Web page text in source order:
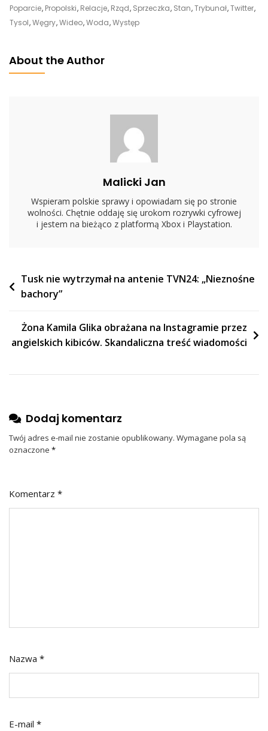
Poparł
Poparcie, Propolski, Relacje, Rząd, Sprzeczka, Stan,Trybunał,Twitter,
Tysol,Węgry,Wideo,Woda,Występ
About the Author
Malicki Jan
Wspieram polskie sprawy i opowiadam się po stronie
wolności. Chętnie oddaję się urokom rozrywki cyfrowej
i jestem na bieżąco z platformą Xbox i Playstation.
Nawigacja
wpisu
Tusk nie wytrzymał na antenie TVN24: „Nieznośne
bachory”
Żona Kamila Glika obrażana na Instagramie przez
angielskich kibiców. Skandaliczna treść wiadomości
Dodaj komentarz
Twój adres e-mail nie zostanie opublikowany. Wymagane pola są
oznaczone *
Komentarz *
Nazwa *
E-mail *